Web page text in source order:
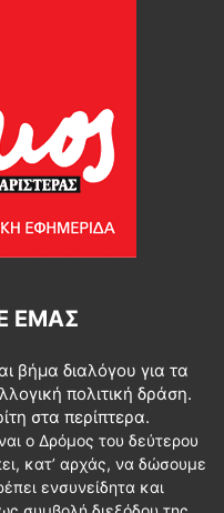
ΕΜΆΣ
βήμα διαλόγου για τα
πολιτική δράση.
στα περίπτερα.
ο Δρόμος του δεύτερου
κατ’ αρχάς, να δώσουμε
ενσυνείδητα και